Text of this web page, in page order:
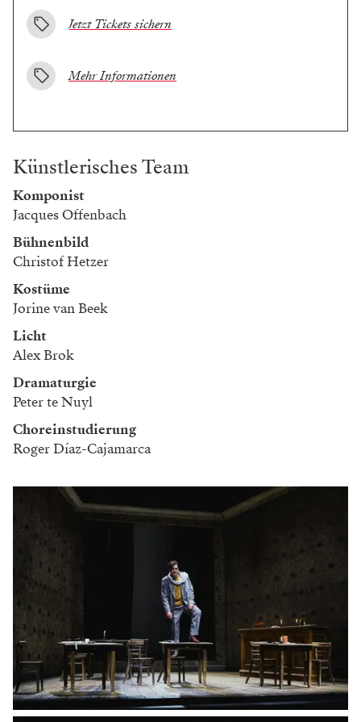
Jetzt Tickets sichern
Mehr Informationen
Künstlerisches Team
Komponist
Jacques Offenbach
Bühnenbild
Christof Hetzer
Kostüme
Jorine van Beek
Licht
Alex Brok
Dramaturgie
Peter te Nuyl
Choreinstudierung
Roger Díaz-Cajamarca